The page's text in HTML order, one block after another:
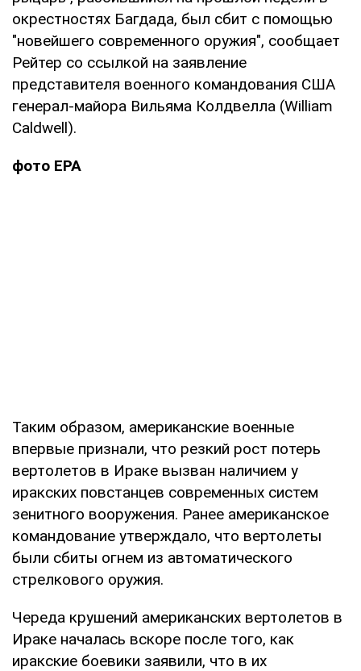
окрестностях Багдада, был сбит с помощью
"новейшего современного оружия", сообщает
Рейтер со ссылкой на заявление
представителя военного командования США
генерал-майора Вильяма Колдвелла (William
Caldwell).
фото ЕРА
Таким образом, американские военные
впервые признали, что резкий рост потерь
вертолетов в Ираке вызван наличием у
иракских повстанцев современных систем
зенитного вооружения. Ранее американское
командование утверждало, что вертолеты
были сбиты огнем из автоматического
стрелкового оружия.
Череда крушений американских вертолетов в
Ираке началась вскоре после того, как
иракские боевики заявили, что в их